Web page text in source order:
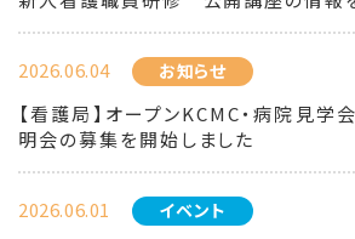
2026.06.04 お知らせ
【看護局】オープンKCMC・病院見学
明会の募集を開始しました
2026.06.01 イベント